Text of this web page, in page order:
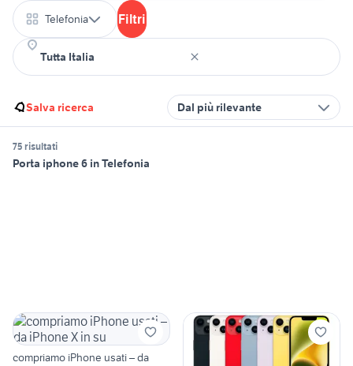
Telefonia Filtri
Salva ricerca Dal più rilevante
75 risultati
Porta iphone 6 in Telefonia
compriamo iPhone usati – da